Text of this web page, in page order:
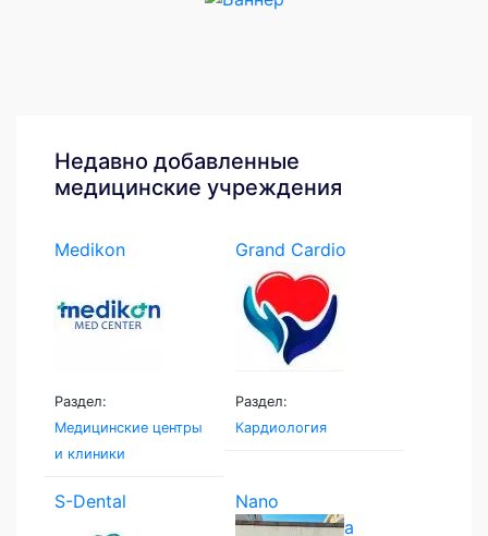
Недавно добавленные
медицинские учреждения
Medikon
Раздел:
Медицинские центры
и клиники
Grand Cardio
Раздел:
Кардиология
S-Dental
Nano
stomatologiya